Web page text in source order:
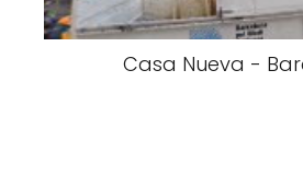
Casa Nueva -